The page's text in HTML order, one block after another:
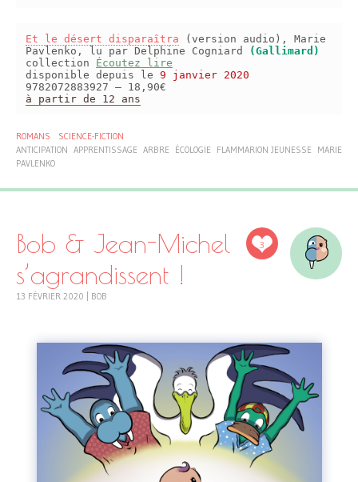
Et le désert disparaîtra (version audio), Marie
Pavlenko, lu par Delphine Cogniard
(Gallimard)
collection Écoutez lire
disponible depuis le 9 janvier 2020
9782072883927 – 18,90€
à partir de 12 ans
ROMANS
SCIENCE-FICTION
ANTICIPATION APPRENTISSAGE ARBRE ÉCOLOGIE FLAMMARION JEUNESSE
MARIE
PAVLENKO
3
Bob & Jean-Michel
s’agrandissent !
13 FÉVRIER 2020 BOB